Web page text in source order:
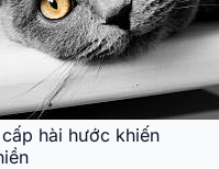
hài hước khiến